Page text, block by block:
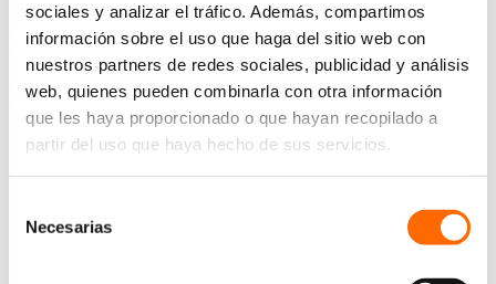
sociales y analizar el tráfico. Además, compartimos
información sobre el uso que haga del sitio web con
nuestros partners de redes sociales, publicidad y análisis
web, quienes pueden combinarla con otra información
que les haya proporcionado o que hayan recopilado a
partir del uso que haya hecho de sus servicios.
Necesarias
remodelacion corporal
Estás aquí:
Inicio
remodelacion corporal